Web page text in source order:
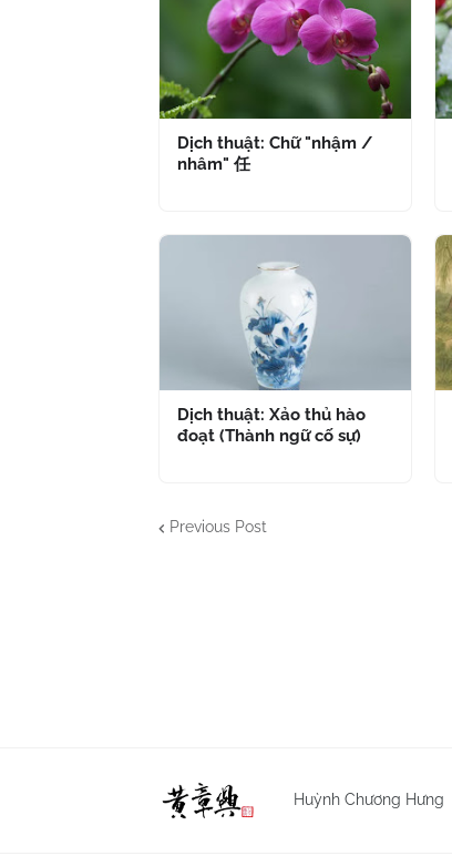
Dịch thuật: Chữ "nhậm /
nhâm" 任
Dịch thuật: Xảo thủ hào
đoạt (Thành ngữ cố sự)
Previous Post
Huỳnh Chương Hưng